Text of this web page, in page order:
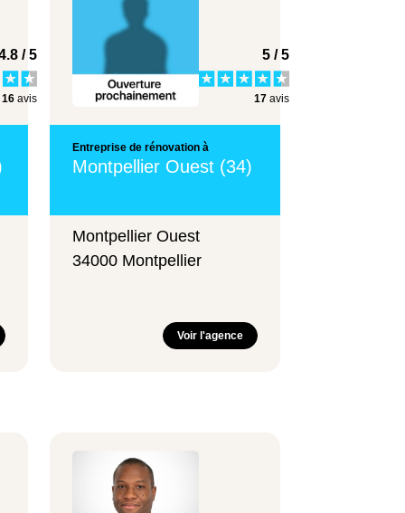
/ 5
16 avis
5 / 5
17 avis
Entreprise de rénovation à
Montpellier Ouest (34)
Montpellier Ouest
34000 Montpellier
Voir l'agence